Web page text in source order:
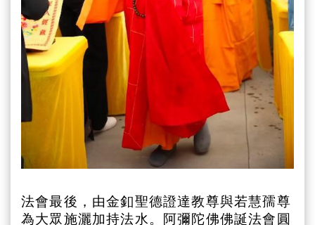
法會最後，由金釦聖德證達教尊與若慧孺尊
為大眾施灑加持法水。阿彌陀佛佛誕法會圓